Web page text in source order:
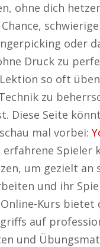
ohne dich
oder
Druck zu
so oft
zu
Diese Seite
mal vorbei:
erfahrene Spieler
um gezielt an
und ihr
Kurs bietet
auf
und